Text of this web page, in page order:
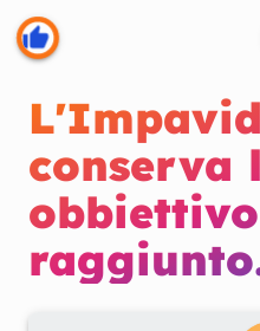
conserva
obbiettivo